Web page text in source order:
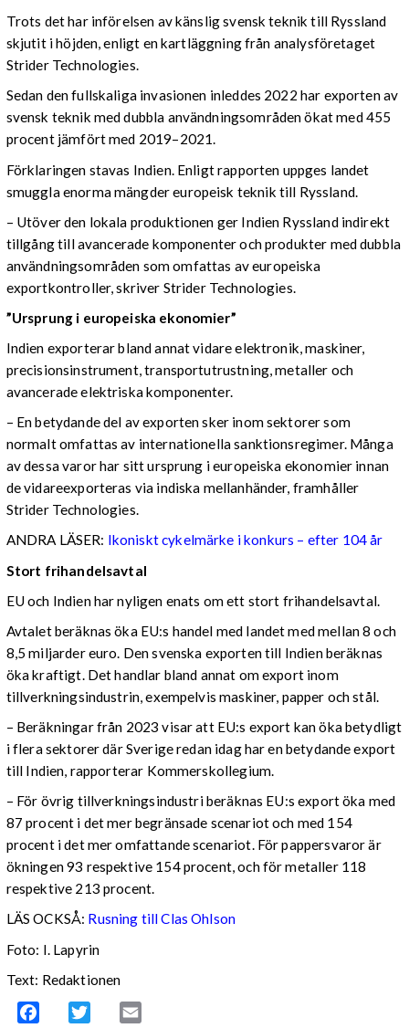
Trots det har införelsen av känslig svensk teknik till Ryssland
skjutit i höjden, enligt en kartläggning från analysföretaget
Strider Technologies.
Sedan den fullskaliga invasionen inleddes 2022 har exporten av
svensk teknik med dubbla användningsområden ökat med 455
procent jämfört med 2019–2021.
Förklaringen stavas Indien. Enligt rapporten uppges landet
smuggla enorma mängder europeisk teknik till Ryssland.
– Utöver den lokala produktionen ger Indien Ryssland indirekt
tillgång till avancerade komponenter och produkter med dubbla
användningsområden som omfattas av europeiska
exportkontroller, skriver Strider Technologies.
”Ursprung i europeiska ekonomier”
Indien exporterar bland annat vidare elektronik, maskiner,
precisionsinstrument, transportutrustning, metaller och
avancerade elektriska komponenter.
– En betydande del av exporten sker inom sektorer som
normalt omfattas av internationella sanktionsregimer. Många
av dessa varor har sitt ursprung i europeiska ekonomier innan
de vidareexporteras via indiska mellanhänder, framhåller
Strider Technologies.
ANDRA LÄSER: Ikoniskt cykelmärke i konkurs – efter 104 år
Stort frihandelsavtal
EU och Indien har nyligen enats om ett stort frihandelsavtal.
Avtalet beräknas öka EU:s handel med landet med mellan 8 och
8,5 miljarder euro. Den svenska exporten till Indien beräknas
öka kraftigt. Det handlar bland annat om export inom
tillverkningsindustrin, exempelvis maskiner, papper och stål.
– Beräkningar från 2023 visar att EU:s export kan öka betydligt
i flera sektorer där Sverige redan idag har en betydande export
till Indien, rapporterar Kommerskollegium.
– För övrig tillverkningsindustri beräknas EU:s export öka med
87 procent i det mer begränsade scenariot och med 154
procent i det mer omfattande scenariot. För pappersvaror är
ökningen 93 respektive 154 procent, och för metaller 118
respektive 213 procent.
LÄS OCKSÅ: Rusning till Clas Ohlson
Foto: I. Lapyrin
Text: Redaktionen
Facebook Twitter